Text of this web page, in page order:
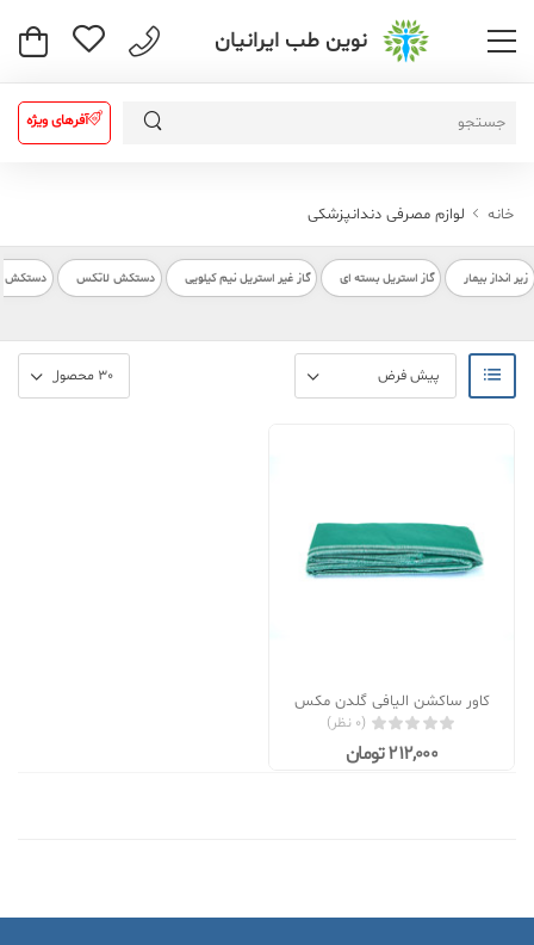
نوین طب ایرانیان
آفرهای ویژه
خانه لوازم مصرفی دندانپزشکی
زیر انداز بیمار گاز استریل بسته ای گاز غیر استریل نیم کیلویی دستکش لاتکس دستکش
کاور ساکشن الیافی گلدن مکس
(0 نظر)
212,000 تومان